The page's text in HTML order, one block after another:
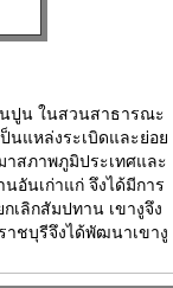
นปูน ในสวนสาธารณะ
นแหล่งระเบิดและย่อย
สภาพภูมิประเทศและ
อันเก่าแก่ จึงได้มีการ
เลิกสัมปทาน เขางูจึง
าชบุรีจึงได้พัฒนาเขางู